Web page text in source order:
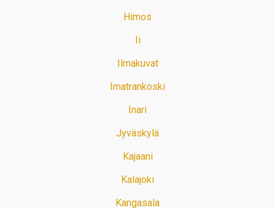
Himos
Ii
Ilmakuvat
Imatrankoski
Inari
Jyväskylä
Kajaani
Kalajoki
Kangasala